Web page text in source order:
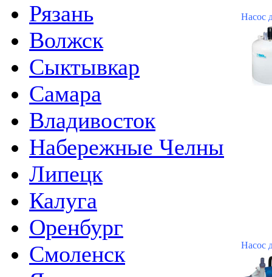
Рязань
Волжск
Сыктывкар
Самара
Владивосток
Набережные Челны
Липецк
Калуга
Оренбург
Смоленск
Насос
Насос